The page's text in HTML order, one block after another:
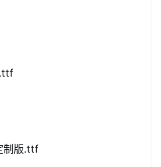
制版.ttf